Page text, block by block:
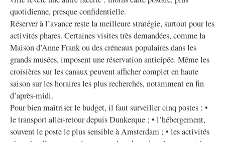
quotidienne, presque confidentielle.
Réserver à l’avance reste la meilleure stratégie, surtout pour les
activités phares. Certaines visites très demandées, comme la
Maison d’Anne Frank ou des créneaux populaires dans les
grands musées, imposent une réservation anticipée. Même les
croisières sur les canaux peuvent afficher complet en haute
saison sur les horaires les plus recherchés, notamment en fin
d’après-midi.
Pour bien maîtriser le budget, il faut surveiller cinq postes : •
le transport aller-retour depuis Dunkerque ; • l’hébergement,
souvent le poste le plus sensible à Amsterdam ; • les activités